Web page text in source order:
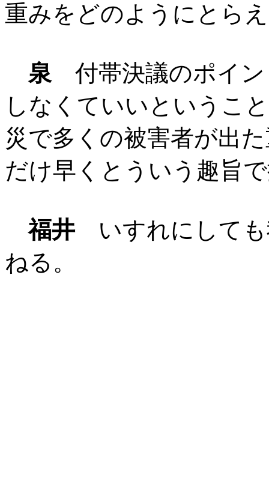
重みをどのようにとら
泉 付帯決議のポイン
しなくていいというこ
災で多くの被害者が出
だけ早くとういう趣旨
福井 いすれにしても
ねる。